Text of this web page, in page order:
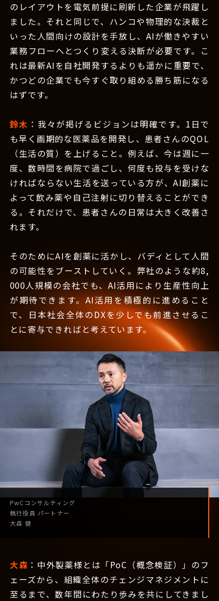
のレイアウトを電気前提に刷新した企業が飛躍し
ました。それと同じで、ハンコや物理的な決裁と
いった人間向けの設計を手放し、AIが働きやすい
業務フローへとつくり変える決断が必要です。こ
れは最新AIを自社開発するよりも遥かに重要で、
かつどの企業でも今すぐ取り組める勝ち筋になる
はずです。
鈴木 ：我々が掲げるビジョンは明確です。1日で
も早く画期的な医薬品を開発し、患者さんのQOL
（生活の質）を上げること。例えば、今は週に一
度、数時間を病院で過ごし、何度も投与を受けな
ければならない生活を送っている方が、AI創薬に
よって飲み薬や自己注射に切り替えることができ
る。それだけで、患者さんの日常は大きく改善さ
れます。
そのためにAIを創薬に活かし、バディとして人間
の可能性をブーストしていく。弊社のような約8,
000人規模の会社でも、AI活用により生産性向上
が期待できます。AI活用を積極的に進めること
で、日本社会全体のDXを少しでも前進させるこ
とに寄与できればと考えています。
PwCコンサルティング
執行役員 パートナー
大森 健
大森 ：中外製薬様とは「PoC（概念検証）」のフ
ェーズから、組織全体のチェンジマネジメントに
至るまで、数年間にわたり歩みを共にしてきまし